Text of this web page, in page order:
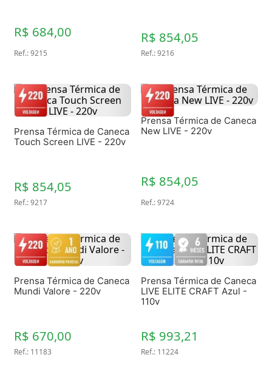
R$ 684,00
Ref.:9215
R$ 854,05
Ref.:9216
Prensa Térmica de Caneca
Touch Screen LIVE - 220v
R$ 854,05
Ref.:9217
Prensa Térmica de Caneca
New LIVE - 220v
R$ 854,05
Ref.:9724
Prensa Térmica de Caneca
Mundi Valore - 220v
R$ 670,00
Ref.: 11183
Prensa Térmica de Caneca
LIVE ELITE CRAFT Azul -
110v
R$ 993,21
Ref.: 11224